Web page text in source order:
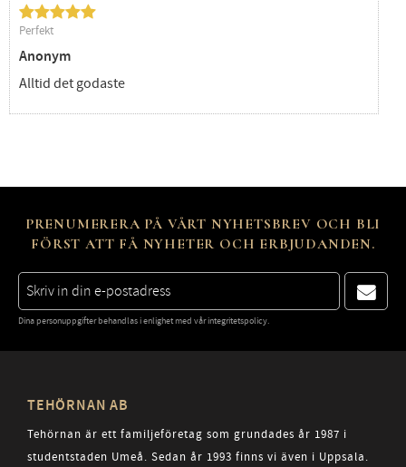
Perfekt
Anonym
Alltid det godaste
PRENUMERERA PÅ VÅRT NYHETSBREV OCH BLI
FÖRST ATT FÅ NYHETER OCH ERBJUDANDEN.
Dina personuppgifter behandlas i enlighet med vårintegritetspolicy.
TEHÖRNAN AB
Tehörnan är ett familjeföretag som grundades år 1987 i
studentstaden Umeå. Sedan år 1993 finns vi även i Uppsala.